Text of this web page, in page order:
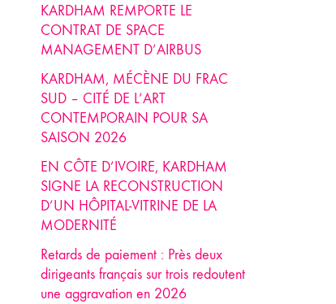
KARDHAM REMPORTE LE
CONTRAT DE SPACE
MANAGEMENT D’AIRBUS
KARDHAM, MÉCÈNE DU FRAC
SUD – CITÉ DE L’ART
CONTEMPORAIN POUR SA
SAISON 2026
EN CÔTE D’IVOIRE, KARDHAM
SIGNE LA RECONSTRUCTION
D’UN HÔPITAL-VITRINE DE LA
MODERNITÉ
Retards de paiement : Près deux
dirigeants français sur trois redoutent
une aggravation en 2026